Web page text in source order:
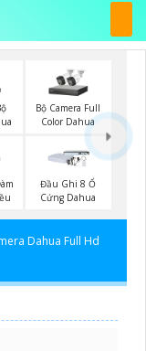
Bộ Camera Full
Color Dahua
Đầu Ghi 8 Ổ
Cứng Dahua
Dahua Full Hd